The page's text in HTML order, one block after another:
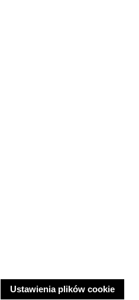
Ustawienia plików cookie